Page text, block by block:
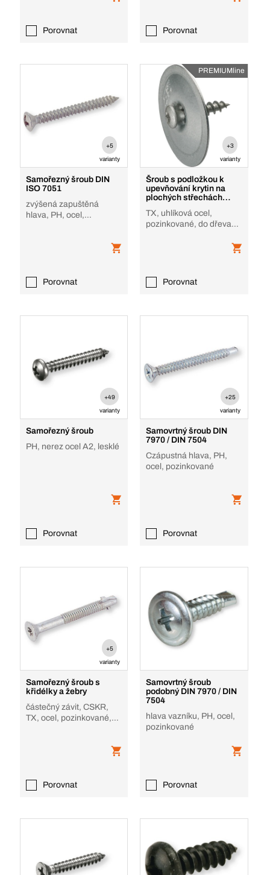
Porovnat Porovnat
+5
varianty
Samořezný šroub DIN
ISO 7051
zvýšená zapuštěná
hlava, PH, ocel,
Porovnat
PREMIUMline
+3
varianty
Šroub s podložkou k
upevňování krytin na
plochých střechách
TX, uhlíková ocel,
pozinkované, do dřeva
Porovnat
+49
varianty
Samořezný šroub
PH, nerez ocel A2, lesklé
Porovnat
+25
varianty
Samovrtný šroub DIN
7970 / DIN 7504
Czápustná hlava, PH,
ocel, pozinkované
Porovnat
+5
varianty
Samořezný šroub s
křidélky a žebry
částečný závit, CSKR,
TX, ocel, pozinkované,
Porovnat
Samovrtný šroub
podobný DIN 7970 / DIN
7504
hlava vazníku, PH, ocel,
pozinkované
Porovnat